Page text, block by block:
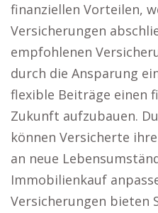
finanziellen Vorteilen,
Versicherungen
empfohlenen
durch die Ansparung
flexible Beiträge einen
Zukunft aufzubauen.
können Versicherte
an neue
Immobilienkauf
Versicherungen bieten